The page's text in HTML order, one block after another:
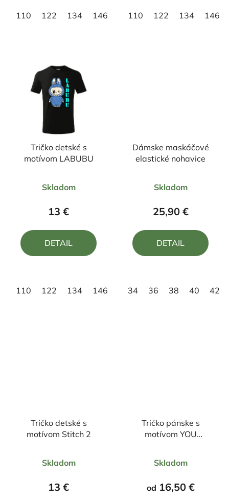
110
122 134 146 158110
122 134 146
Tričko detské s
motívom LABUBU
hodnotenie
produktu
z
Skladom
13 €
DETAIL
110 122 134 146 158
Dámske maskáčové
elastické nohavice
hodnotenie
produktu
z
Skladom
25,90 €
DETAIL
34 36 38 40 42
Tričko detské s
motívom Stitch 2
hodnotenie
produktu
Skladom
13 €
Tričko pánske s
motívom YOU
hodnotenie
produktu
je
Skladom
od 16,50 €